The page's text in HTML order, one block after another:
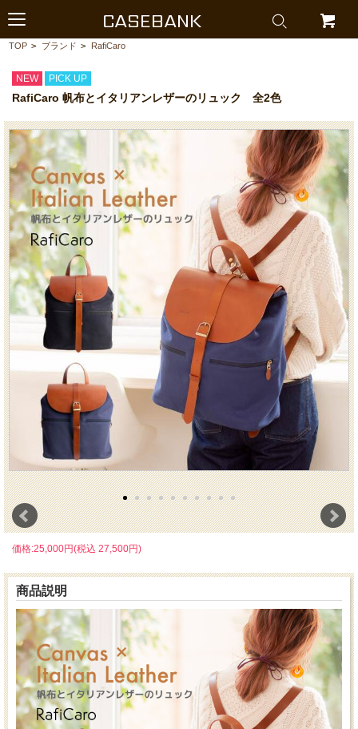
CASEBANK
TOP > ブランド > RafiCaro
NEW PICK UP
RafiCaro 帆布とイタリアンレザーのリュック 全2色
価格:25,000円(税込 27,500円)
商品説明